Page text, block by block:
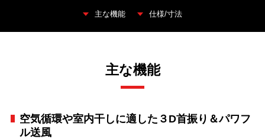
主な機能 仕様/寸法
主な機能
空気循環や室内干しに適した３D首振り＆パワフ
ル送風